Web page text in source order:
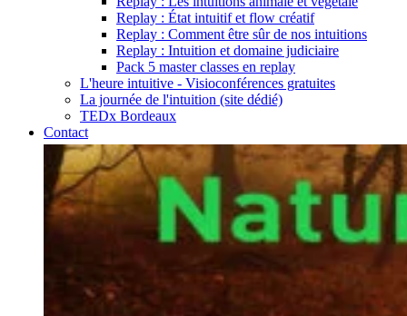
Replay : État intuitif et flow créatif
Replay : Comment être sûr de nos intuitions
Replay : Intuition et domaine judiciaire
Pack 5 master classes en replay
L'heure intuitive - Visioconférences gratuites
La journée de l'intuition (site dédié)
TEDx Bordeaux
Contact